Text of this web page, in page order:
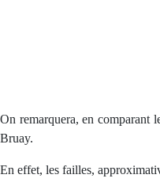
On remarquera, en comparant
Bruay.
En effet, les failles,